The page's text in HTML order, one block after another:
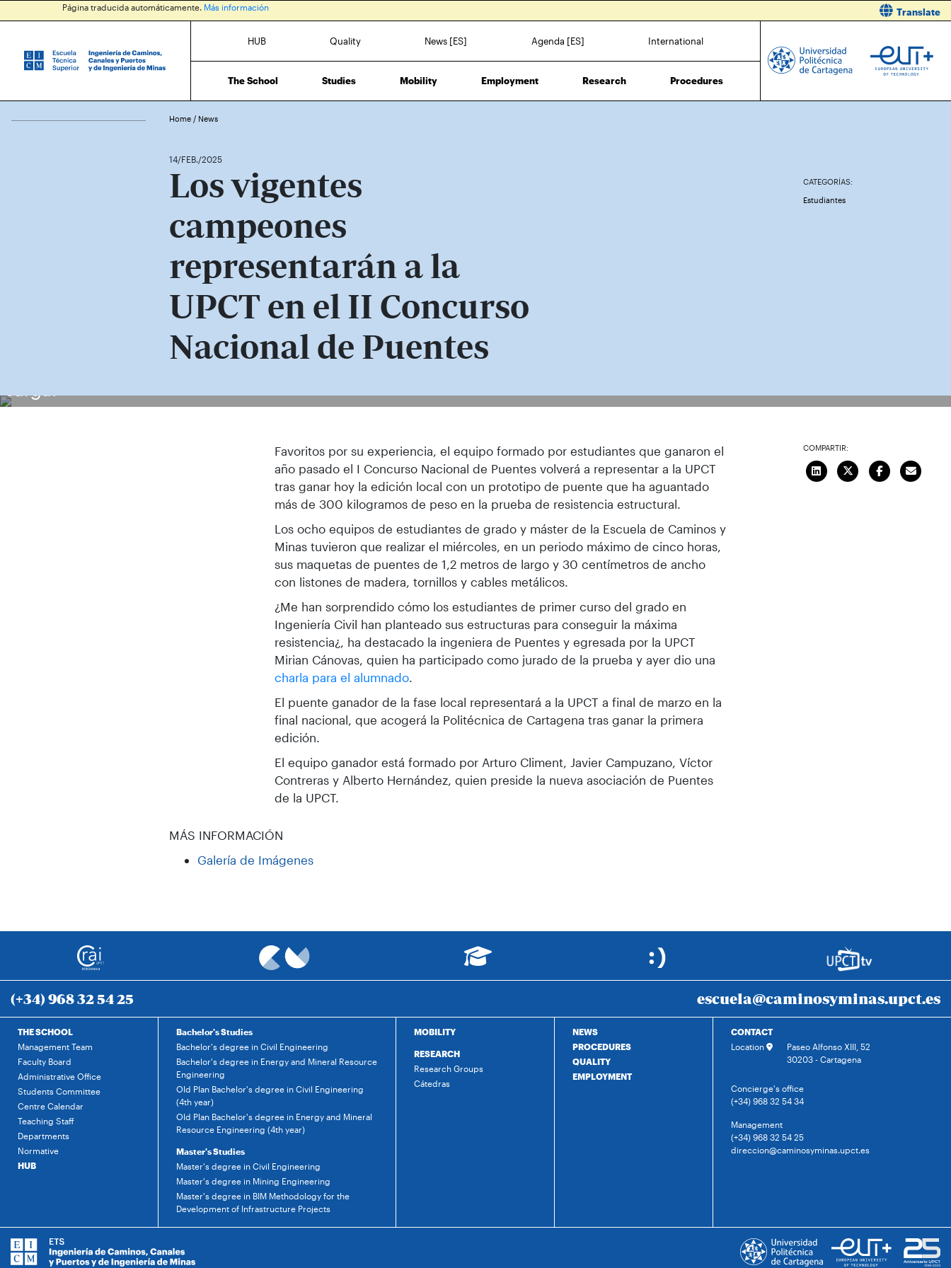
Página traducida automáticamente. Más información Translate
HUB Quality News [ES] Agenda [ES] International
The School Studies Mobility Employment Research Procedures
Home / News
14/FEB./2025
Los vigentes
campeones
representarán a la
UPCT en el II Concurso
Nacional de Puentes
CATEGORÍAS:
Estudiantes
Estudiantes que han participado en el concurso junto a algunos los prototipos que han resistido las pruebas de
Favoritos por su experiencia, el equipo formado por estudiantes que ganaron el
año pasado el I Concurso Nacional de Puentes volverá a representar a la UPCT
tras ganar hoy la edición local con un prototipo de puente que ha aguantado
más de 300 kilogramos de peso en la prueba de resistencia estructural.
Los ocho equipos de estudiantes de grado y máster de la Escuela de Caminos y
Minas tuvieron que realizar el miércoles, en un periodo máximo de cinco horas,
sus maquetas de puentes de 1,2 metros de largo y 30 centímetros de ancho
con listones de madera, tornillos y cables metálicos.
¿Me han sorprendido cómo los estudiantes de primer curso del grado en
Ingeniería Civil han planteado sus estructuras para conseguir la máxima
resistencia¿, ha destacado la ingeniera de Puentes y egresada por la UPCT
Mirian Cánovas, quien ha participado como jurado de la prueba y ayer dio una
charla para el alumnado.
El puente ganador de la fase local representará a la UPCT a final de marzo en la
final nacional, que acogerá la Politécnica de Cartagena tras ganar la primera
edición.
El equipo ganador está formado por Arturo Climent, Javier Campuzano, Víctor
Contreras y Alberto Hernández, quien preside la nueva asociación de Puentes
de la UPCT.
MÁS INFORMACIÓN
Galería de Imágenes
COMPARTIR:
(+34) 968 32 54 25 escuela@caminosyminas.upct.es
THE SCHOOL
Management Team
Faculty Board
Administrative Office
Students Committee
Centre Calendar
Teaching Staff
Departments
Normative
HUB
Bachelor's Studies
Bachelor's degree in Civil Engineering
Bachelor's degree in Energy and Mineral Resource
Engineering
Old Plan Bachelor's degree in Civil Engineering
(4th year)
Old Plan Bachelor's degree in Energy and Mineral
Resource Engineering (4th year)
Master's Studies
Master's degree in Civil Engineering
Master's degree in Mining Engineering
Master's degree in BIM Methodology for the
Development of Infrastructure Projects
MOBILITY
RESEARCH
Research Groups
Cátedras
NEWS
PROCEDURES
QUALITY
EMPLOYMENT
CONTACT
Location
Paseo Alfonso XIII, 52
30203 - Cartagena
Concierge's office
(+34) 968 32 54 34
Management
(+34) 968 32 54 25
direccion@caminosyminas.upct.es